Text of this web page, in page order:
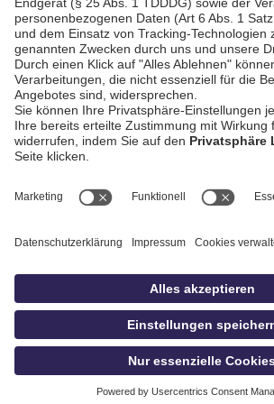
AGB / Gewinnspiele
Datenschutz
Impressum
idowa
Privatsphäre